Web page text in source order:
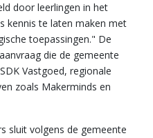
door leerlingen in het
kennis te laten maken met
toepassingen." De
die de gemeente
Vastgoed, regionale
zoals Makerminds en
sluit volgens de gemeente